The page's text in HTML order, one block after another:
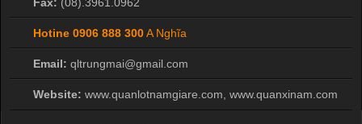
Vì Sao Cơ Sở Sản Xuất Quần Lót Nam Ưa Chuộng Vải
Cotton?
Hotine 0906 888 300A Nghĩa
Email: qltrungmai@gmail.com
Website: www.quanlotnamgiare.com, www.quanxinam.com